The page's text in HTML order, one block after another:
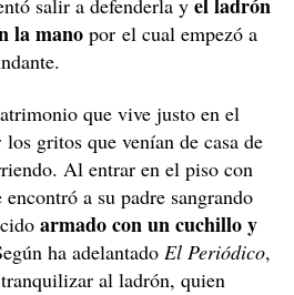
salir a defenderla y
la mano por el cual empezó a